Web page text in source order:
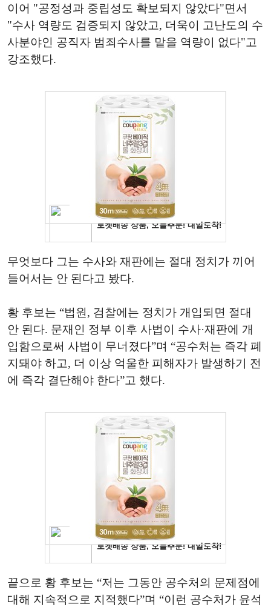
이어 "공정성과 중립성도 확보되지 않았다"면서
"수사 역량도 검증되지 않았고, 더욱이 고난도의 수
사분야인 공직자 범죄수사를 맡을 역량이 없다"고
강조했다.
무엇보다 그는 수사와 재판에는 절대 정치가 끼어
들어서는 안 된다고 봤다.
황 후보는 “법원, 검찰에는 정치가 개입되면 절대
안 된다. 문재인 정부 이후 사법이 수사·재판에 개
입함으로써 사법이 무너졌다”며 “공수처는 즉각 폐
지돼야 하고, 더 이상 억울한 피해자가 발생하기 전
에 즉각 결단해야 한다”고 했다.
끝으로 황 후보는 “저는 그동안 공수처의 문제점에
대해 지속적으로 지적했다”며 “이런 공수처가 윤석